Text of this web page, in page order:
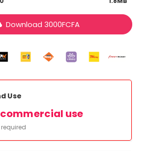
Download 3000FCFA
Use
use